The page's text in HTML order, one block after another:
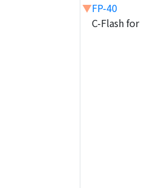
▼FP-40
C-Flash for